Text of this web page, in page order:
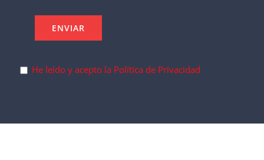
He leído y acepto la Política de Privacidad